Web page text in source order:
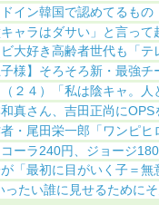
イン韓国で認めてるもの
キャラはダサい」と言っ
ビ大好き高齢者世代も「
子様】そろそろ新・最強
２４）「私は陰キャ。人
和真さん、吉田正尚にOPS
者・尾田栄一郎「ワンピ
コーラ240円、ジョージ
が「最初に目がいく子＝
ったい誰に見せるために